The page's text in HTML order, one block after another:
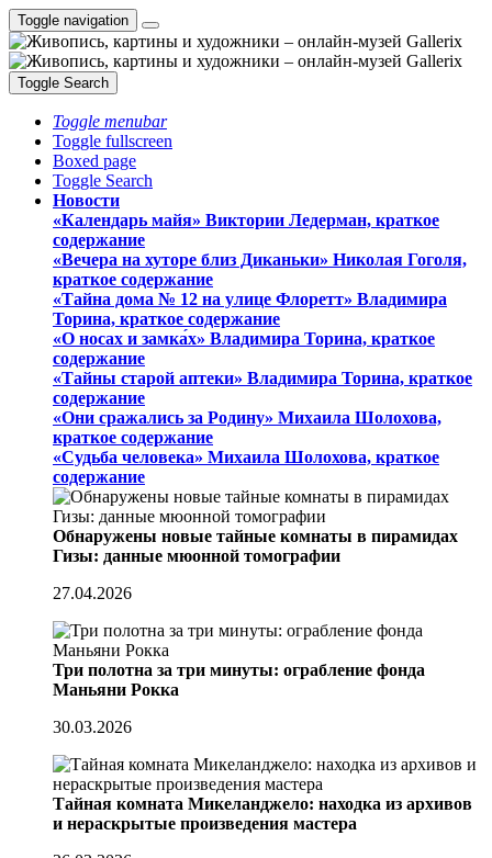
Toggle navigation
Toggle Search
Toggle menubar
Toggle fullscreen
Boxed page
Toggle Search
Новости
«Календарь майя» Виктории Ледерман, краткое
содержание
«Вечера на хуторе близ Диканьки» Николая Гоголя,
краткое содержание
«Тайна дома № 12 на улице Флоретт» Владимира
Торина, краткое содержание
«О носах и замка́х» Владимира Торина, краткое
содержание
«Тайны старой аптеки» Владимира Торина, краткое
содержание
«Они сражались за Родину» Михаила Шолохова,
краткое содержание
«Судьба человека» Михаила Шолохова, краткое
содержание
Обнаружены новые тайные комнаты в пирамидах
Гизы: данные мюонной томографии
27.04.2026
Три полотна за три минуты: ограбление фонда
Маньяни Рокка
30.03.2026
Тайная комната Микеланджело: находка из архивов
и нераскрытые произведения мастера